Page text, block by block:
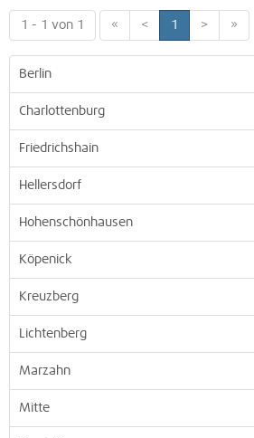
1 - 1 von 1 « < 1 > »
Berlin
Charlottenburg
Friedrichshain
Hellersdorf
Hohenschönhausen
Köpenick
Kreuzberg
Lichtenberg
Marzahn
Mitte